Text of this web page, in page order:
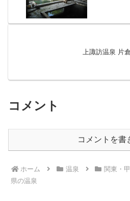
上諏訪温泉 片
コメント
コメントを書
ホーム 温泉 関東・
県の温泉